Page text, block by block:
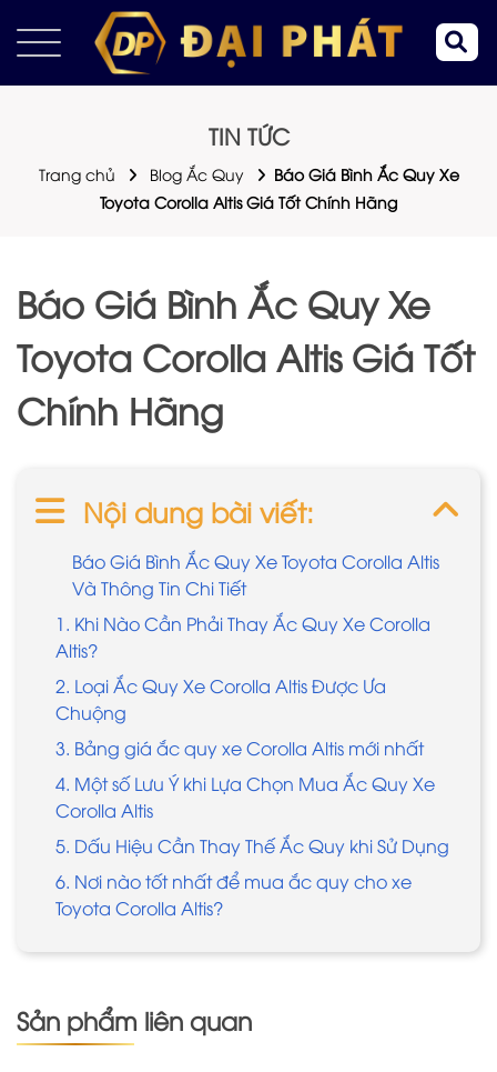
TIN TỨC
Trang chủ Blog Ắc Quy
Báo Giá Bình Ắc Quy Xe
Toyota Corolla Altis Giá Tốt Chính Hãng
Báo Giá Bình Ắc Quy Xe
Toyota Corolla Altis Giá Tốt
Chính Hãng
Nội dung bài viết:
Báo Giá Bình Ắc Quy Xe Toyota Corolla Altis
Và Thông Tin Chi Tiết
1. Khi Nào Cần Phải Thay Ắc Quy Xe Corolla
Altis?
2. Loại Ắc Quy Xe Corolla Altis Được Ưa
Chuộng
3. Bảng giá ắc quy xe Corolla Altis mới nhất
4. Một số Lưu Ý khi Lựa Chọn Mua Ắc Quy Xe
Corolla Altis
5. Dấu Hiệu Cần Thay Thế Ắc Quy khi Sử Dụng
6. Nơi nào tốt nhất để mua ắc quy cho xe
Toyota Corolla Altis?
Sản phẩm liên quan